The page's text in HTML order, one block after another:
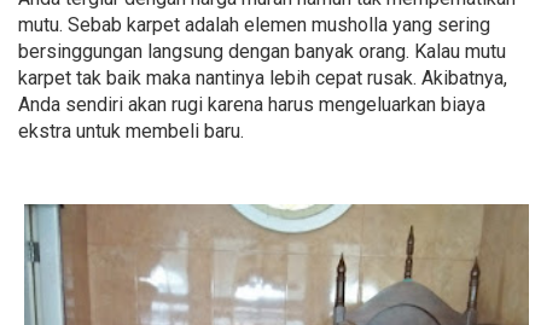
mutu. Sebab karpet adalah elemen musholla yang sering
bersinggungan langsung dengan banyak orang. Kalau mutu
karpet tak baik maka nantinya lebih cepat rusak. Akibatnya,
Anda sendiri akan rugi karena harus mengeluarkan biaya
ekstra untuk membeli baru.